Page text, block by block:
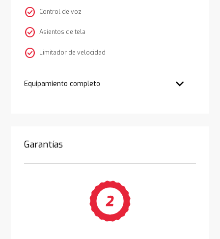
check_circle Control de voz
check_circle Asientos de tela
check_circle Limitador de velocidad
Equipamiento completo
Garantías